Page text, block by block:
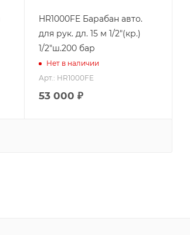
HR1000FE Барабан авто.
для рук. дл. 15 м 1/2"(кр.)
1/2"ш.200 бар
Нет в наличии
Арт.: HR1000FE
53 000 ₽